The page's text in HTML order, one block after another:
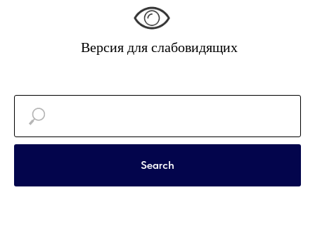
Версия для слабовидящих
Search